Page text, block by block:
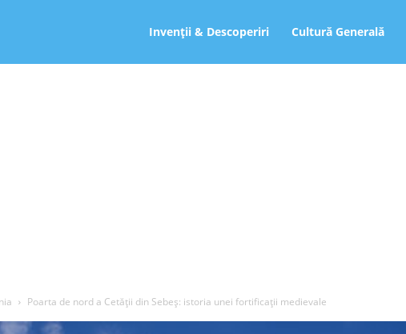
Invenții & Descoperiri Cultură Generală
Poarta de nord a Cetății din Sebeș: istoria unei fortificații medievale